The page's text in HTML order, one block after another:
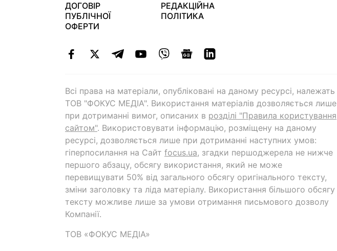
ДОГОВІР
ПУБЛІЧНОЇ
ОФЕРТИ
РЕДАКЦІЙНА
ПОЛІТИКА
Всі права на матеріали, опубліковані на даному ресурсі, належать
ТОВ "ФОКУС МЕДІА". Використання матеріалів дозволяється лише
при дотриманні вимог, описаних в розділі "Правила користування
сайтом". Використовувати інформацію, розміщену на даному
ресурсі, дозволяється лише при дотриманні наступних умов:
гіперпосилання на Cайт focus.ua, згадки першоджерела не нижче
першого абзацу, обсягу використання, який не може
перевищувати 50% від загального обсягу оригінального тексту,
зміни заголовку та ліда матеріалу. Використання більшого обсягу
тексту можливе лише за умови отримання письмового дозволу
Компанії.
ТОВ «ФОКУС МЕДІА»